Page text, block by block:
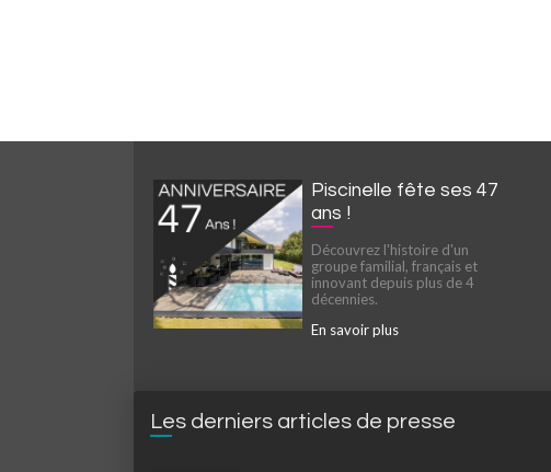
Piscinelle fête ses 47
ans !
Découvrez l'histoire d'un
groupe familial, français et
innovant depuis plus de 4
décennies.
En savoir plus
Les derniers articles de presse